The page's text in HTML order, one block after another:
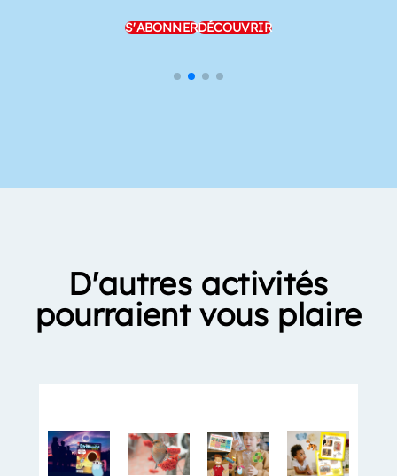
S'ABONNERDÉCOUVRIR
D'autres activités
pourraient vous plaire